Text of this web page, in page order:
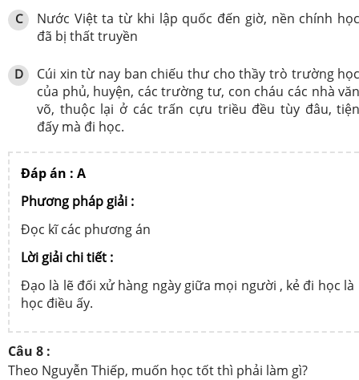
C
Nước Việt ta từ khi lập quốc đến giờ, nền chính
đã bị thất truyền
D
Cúi xin từ nay ban chiếu thư cho thầy trò trường
của phủ, huyện, các trường tư, con cháu các nhà
võ, thuộc lại ở các trấn cựu triều đều tùy đâu,
đấy mà đi học.
Đáp án : A
Phương pháp giải :
Đọc kĩ các phương án
Lời giải chi tiết :
Đạo là lẽ đối xử hàng ngày giữa mọi người , kẻ đi học là
học điều ấy.
Câu 8 :
Theo Nguyễn Thiếp, muốn học tốt thì phải làm gì?